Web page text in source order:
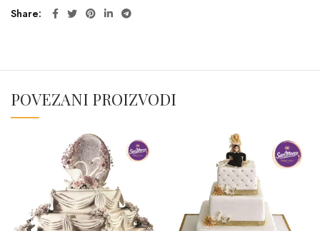
Share
POVEZANI PROIZVODI